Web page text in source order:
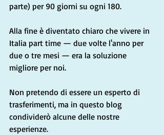
parte) per 90 giorni su ogni 180.
Alla fine è diventato chiaro che vivere in
Italia part time — due volte l'anno per
due o tre mesi — era la soluzione
migliore per noi.
Non pretendo di essere un esperto di
trasferimenti, ma in questo blog
condividerò alcune delle nostre
esperienze.